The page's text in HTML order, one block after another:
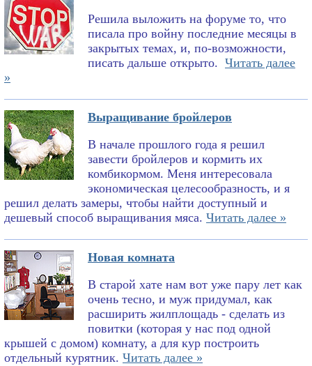
Решила выложить на форуме то, что
писала про войну последние месяцы в
закрытых темах, и, по-возможности,
писать дальше открыто. Читать далее
»
Выращивание бройлеров
В начале прошлого года я решил
завести бройлеров и кормить их
комбикормом. Меня интересовала
экономическая целесообразность, и я
решил делать замеры, чтобы найти доступный и
дешевый способ выращивания мяса. Читать далее »
Новая комната
В старой хате нам вот уже пару лет как
очень тесно, и муж придумал, как
расширить жилплощадь - сделать из
повитки (которая у нас под одной
крышей с домом) комнату, а для кур построить
отдельный курятник. Читать далее »